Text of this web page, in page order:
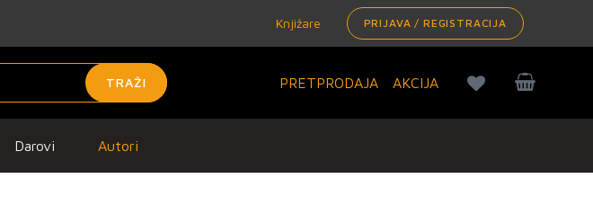
Knjižare PRIJAVA / REGISTRACIJA
TRAŽI PRETPRODAJA AKCIJA
Darovi Autori